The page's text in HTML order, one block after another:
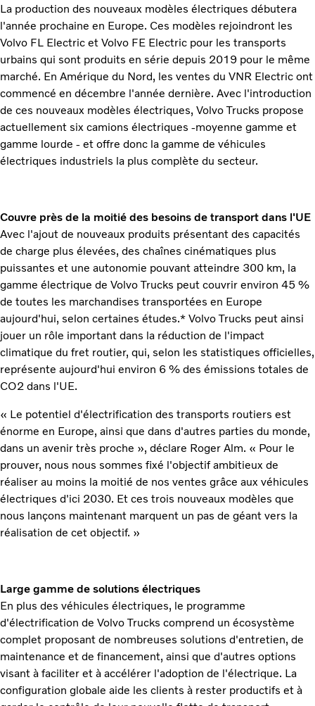
La production des nouveaux modèles électriques débutera
l'année prochaine en Europe. Ces modèles rejoindront les
Volvo FL Electric et Volvo FE Electric pour les transports
urbains qui sont produits en série depuis 2019 pour le même
marché. En Amérique du Nord, les ventes du VNR Electric ont
commencé en décembre l'année dernière. Avec l'introduction
de ces nouveaux modèles électriques, Volvo Trucks propose
actuellement six camions électriques -moyenne gamme et
gamme lourde - et offre donc la gamme de véhicules
électriques industriels la plus complète du secteur.
Couvre près de la moitié des besoins de transport dans l'UE
Avec l'ajout de nouveaux produits présentant des capacités
de charge plus élevées, des chaînes cinématiques plus
puissantes et une autonomie pouvant atteindre 300 km, la
gamme électrique de Volvo Trucks peut couvrir environ 45 %
de toutes les marchandises transportées en Europe
aujourd'hui, selon certaines études.* Volvo Trucks peut ainsi
jouer un rôle important dans la réduction de l'impact
climatique du fret routier, qui, selon les statistiques officielles,
représente aujourd'hui environ 6 % des émissions totales de
CO2 dans l'UE.
« Le potentiel d'électrification des transports routiers est
énorme en Europe, ainsi que dans d'autres parties du monde,
dans un avenir très proche », déclare Roger Alm. « Pour le
prouver, nous nous sommes fixé l'objectif ambitieux de
réaliser au moins la moitié de nos ventes grâce aux véhicules
électriques d'ici 2030. Et ces trois nouveaux modèles que
nous lançons maintenant marquent un pas de géant vers la
réalisation de cet objectif. »
Large gamme de solutions électriques
En plus des véhicules électriques, le programme
d'électrification de Volvo Trucks comprend un écosystème
complet proposant de nombreuses solutions d'entretien, de
maintenance et de financement, ainsi que d'autres options
visant à faciliter et à accélérer l'adoption de l'électrique. La
configuration globale aide les clients à rester productifs et à